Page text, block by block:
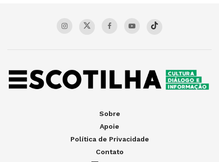
Sobre
Apoie
Política de Privacidade
Contato